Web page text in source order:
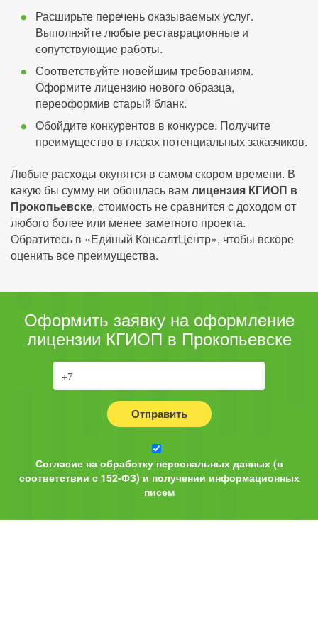
Расширьте перечень оказываемых услуг.
Выполняйте любые реставрационные и
сопутствующие работы.
Соответствуйте новейшим требованиям.
Оформите лицензию нового образца,
переоформив старый бланк.
Обойдите конкурентов в конкурсе. Получите
преимущество в глазах потенциальных заказчиков.
Любые расходы окупятся в самом скором времени. В
какую бы сумму ни обошлась вам лицензия КГИОП в
Прокопьевске, стоимость не сравнится с доходом от
любого более или менее заметного проекта.
Обратитесь в «Единый КонсалтЦентр», чтобы вскоре
оценить все преимущества.
Оформить заявку на оформление
лицензии КГИОП в Прокопьевске
Отправить
Согласие на обработку персональных данных (в
соответствии с 152-ФЗ) и получении информационных
писем